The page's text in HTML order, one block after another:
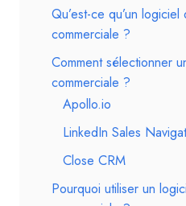
Qu’est-ce qu’un
commerciale ?
Comment sélectionner
commerciale ?
Apollo.io
LinkedIn Sales
Close CRM
Pourquoi utiliser un